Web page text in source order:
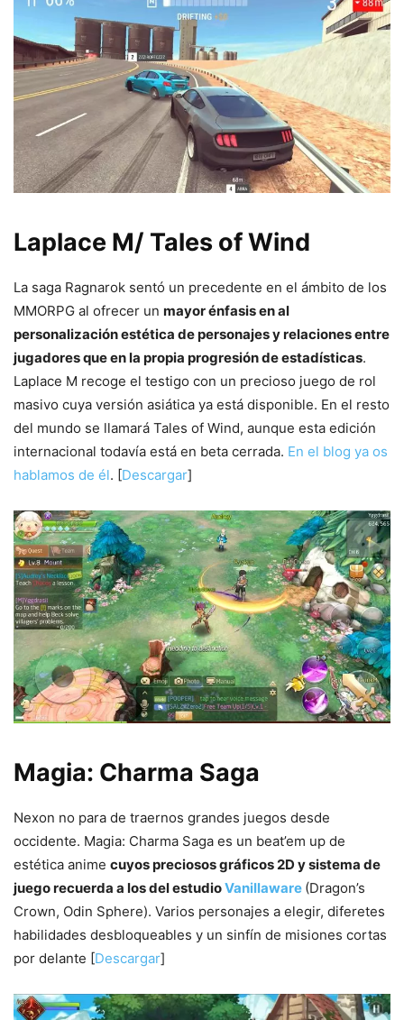
Laplace M/ Tales of Wind
La saga Ragnarok sentó un precedente en el ámbito de los
MMORPG al ofrecer un mayor énfasis en al
personalización estética de personajes y relaciones entre
jugadores que en la propia progresión de estadísticas.
Laplace M recoge el testigo con un precioso juego de rol
masivo cuya versión asiática ya está disponible. En el resto
del mundo se llamará Tales of Wind, aunque esta edición
internacional todavía está en beta cerrada. En el blog ya os
hablamos de él. [Descargar]
Magia: Charma Saga
Nexon no para de traernos grandes juegos desde
occidente. Magia: Charma Saga es un beat’em up de
estética anime cuyos preciosos gráficos 2D y sistema de
juego recuerda a los del estudioVanillaware (Dragon’s
Crown, Odin Sphere). Varios personajes a elegir, diferetes
habilidades desbloqueables y un sinfín de misiones cortas
por delante [Descargar]